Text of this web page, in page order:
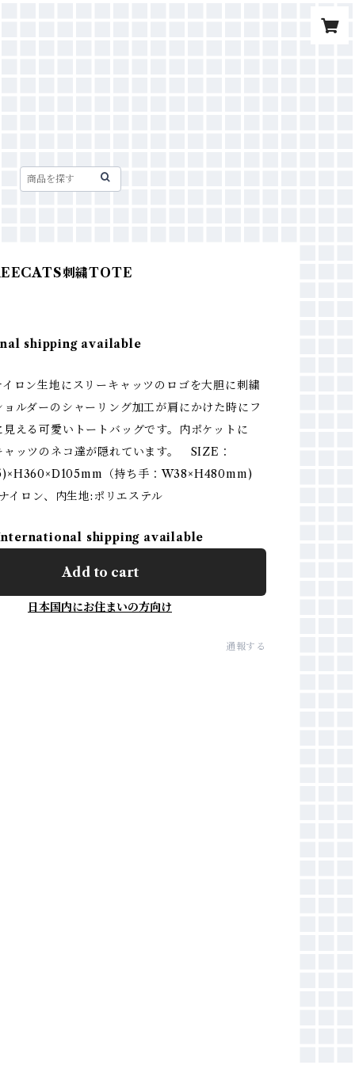
刺繍TOTE
shipping available
ロン生地にスリーキャッツのロゴを大胆に刺繍
ルダーのシャーリング加工が肩にかけた時にフ
える可愛いトートバッグです。内ポケットに
ャッツのネコ達が隠れています。 SIZE：
（持ち手：W38×H480mm)
イロン、内生地:ポリエステル
shipping available
Add to cart
日本国内にお住まいの方向け
通報する